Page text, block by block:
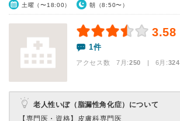
土曜（〜18:00） 朝（8:50〜）
3.58
1件
アクセス数 7月:250 | 6月:324
老人性いぼ（脂漏性角化症）について
【専門医・資格】 皮膚科専門医